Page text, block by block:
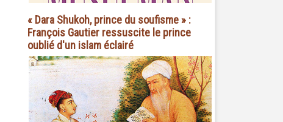
« Dara Shukoh, prince du soufisme » :
François Gautier ressuscite le prince
oublié d'un islam éclairé